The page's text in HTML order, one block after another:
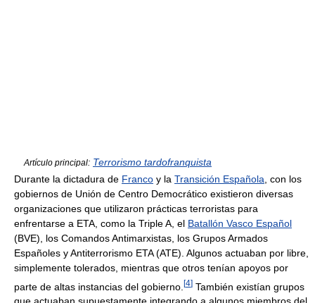
Artículo principal: Terrorismo tardofranquista
Durante la dictadura de Franco y la Transición Española , con los
gobiernos de Unión de Centro Democrático existieron diversas
organizaciones que utilizaron prácticas terroristas para
enfrentarse a ETA, como la Triple A, el Batallón Vasco Español
(BVE), los Comandos Antimarxistas, los Grupos Armados
Españoles y Antiterrorismo ETA (ATE). Algunos actuaban por libre,
simplemente tolerados, mientras que otros tenían apoyos por
parte de altas instancias del gobierno. [4] También existían grupos